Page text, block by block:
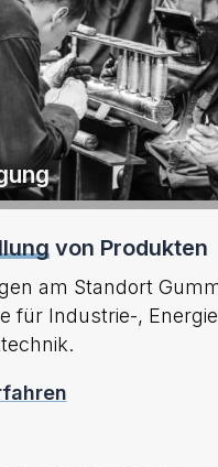
von Produkten
am Standort
für Industrie-,